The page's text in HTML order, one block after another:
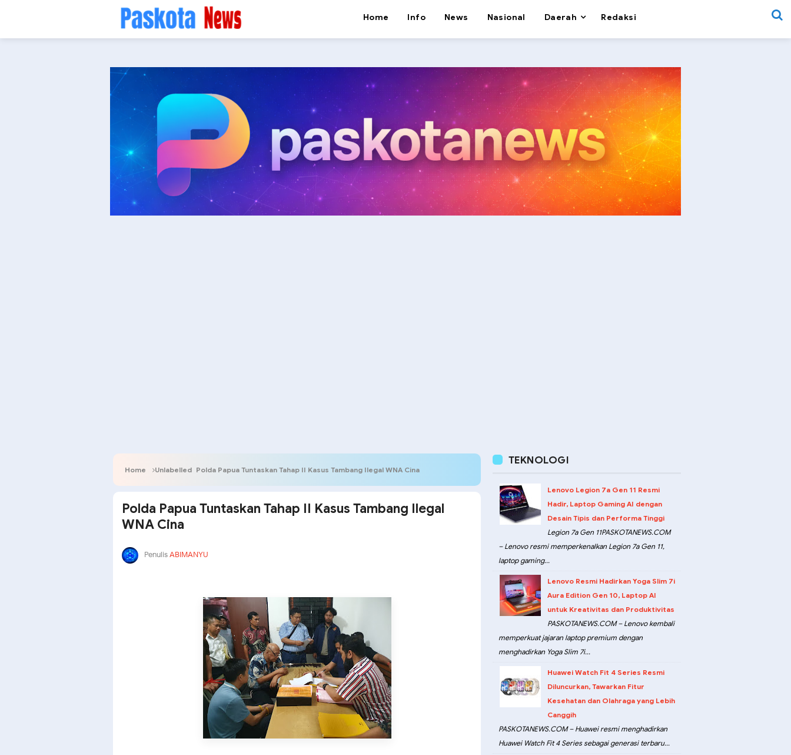
Home Info News Nasional Daerah Redaksi
Home Unlabelled Polda Papua Tuntaskan Tahap II Kasus Tambang Ilegal WNA Cina
Polda Papua Tuntaskan Tahap II Kasus Tambang Ilegal
WNA Cina
PenulisABIMANYU
TEKNOLOGI
Lenovo Legion 7a Gen 11 Resmi
Hadir, Laptop Gaming AI dengan
Desain Tipis dan Performa Tinggi
Legion 7a Gen 11PASKOTANEWS.COM
– Lenovo resmi memperkenalkan Legion 7a Gen 11,
laptop gaming...
Lenovo Resmi Hadirkan Yoga Slim 7i
Aura Edition Gen 10, Laptop AI
untuk Kreativitas dan Produktivitas
PASKOTANEWS.COM – Lenovo kembali
memperkuat jajaran laptop premium dengan
menghadirkan Yoga Slim 7i...
Huawei Watch Fit 4 Series Resmi
Diluncurkan, Tawarkan Fitur
Kesehatan dan Olahraga yang Lebih
Canggih
PASKOTANEWS.COM – Huawei resmi menghadirkan
Huawei Watch Fit 4 Series sebagai generasi terbaru...